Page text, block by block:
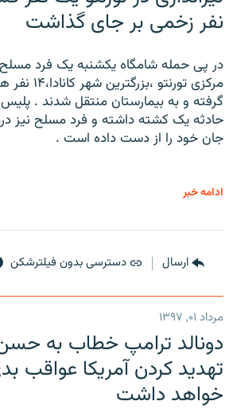
نفر زخمی بر جای گذاشت
در پی حمله شامگاه یکشنبه یک فرد
مرکزی تورنتو
گرفته و به بیمارستان منتقل شدند .
حادثه یک کشته داشته و فرد مسلح نیز
جان خود را از دست داده است .
ادامه خبر
ارسال دسترسی بدون فیلترشکن
مرداد ۰۱, ۱۳۹۷
دونالد ترامپ خطاب به
تهدید کردن آمریکا عواقب
خواهد داشت